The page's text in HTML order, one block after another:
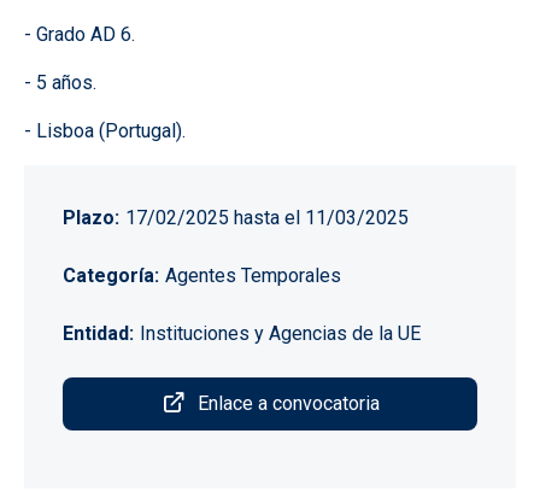
- Grado AD 6.
- 5 años.
- Lisboa (Portugal).
Plazo 17/02/2025 hasta el 11/03/2025
Categoría Agentes Temporales
Entidad Instituciones y Agencias de la UE
Enlace a convocatoria